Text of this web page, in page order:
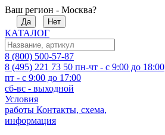
Ваш регион - Москва?
Да Нет
КАТАЛОГ
8 (800) 500-57-87
8 (495) 221 73 50 пн-чт - с 9:00 до 18:00
пт - с 9:00 до 17:00
сб-вс - выходной
Условия
работы Контакты, схема,
информация